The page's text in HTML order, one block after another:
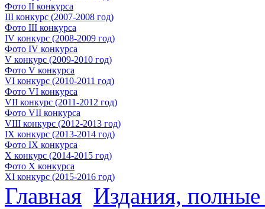
Фото II конкурса
III конкурс (2007-2008 год)
Фото III конкурса
IV конкурс (2008-2009 год)
Фото IV конкурса
V конкурс (2009-2010 год)
Фото V конкурса
VI конкурс (2010-2011 год)
Фото VI конкурса
VII конкурс (2011-2012 год)
Фото VII конкурса
VIII конкурс (2012-2013 год)
IX конкурс (2013-2014 год)
Фото IX конкурса
X конкурс (2014-2015 год)
Фото X конкурса
XI конкурс (2015-2016 год)
Главная Издания, полные